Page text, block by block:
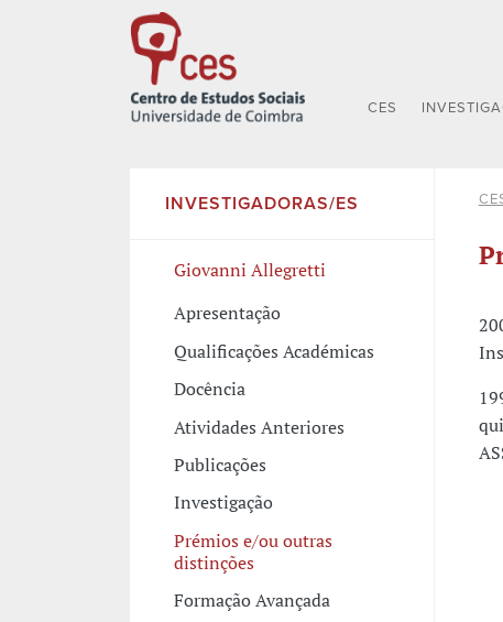
CES
INVESTIGADORAS/ES
Giovanni Allegretti
Apresentação
Qualificações Académicas
Docência
Atividades Anteriores
Publicações
Investigação
Prémios e/ou outras
distinções
Formação Avançada